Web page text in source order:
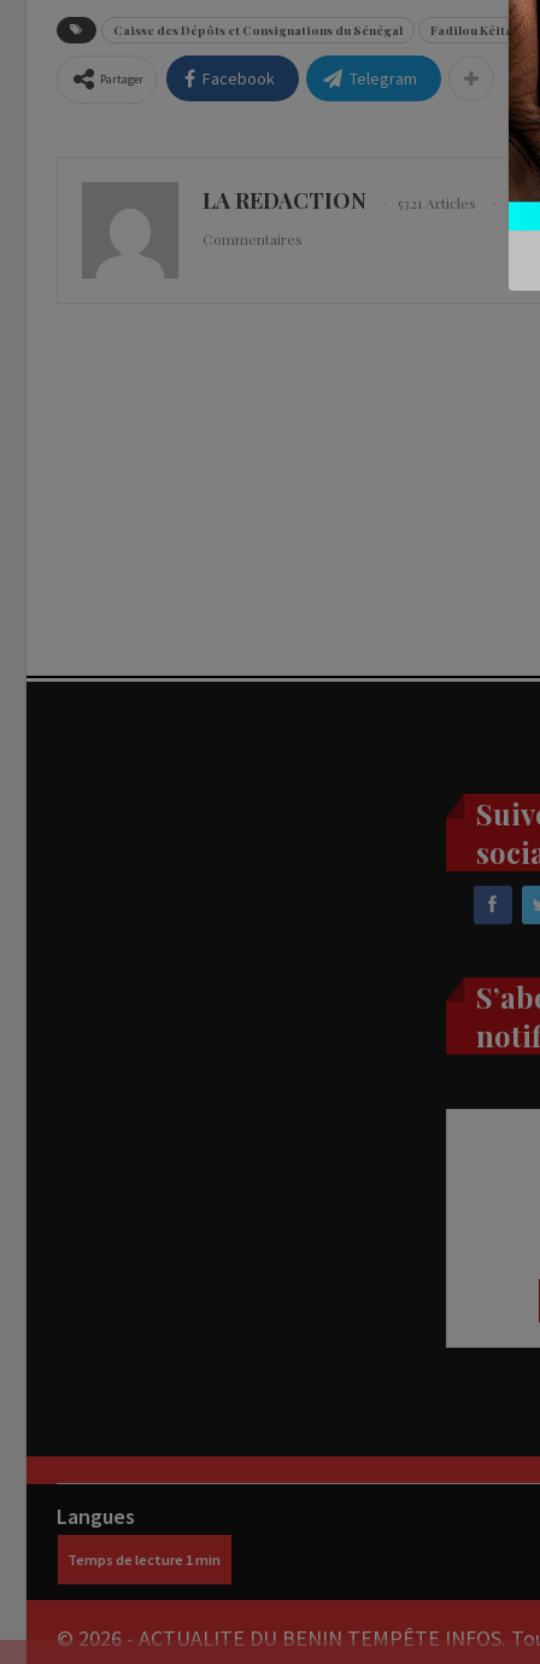
Caisse des Dépôts et Consignations du Sénégal Fadilou Kéita
Partager Facebook Telegram
LA REDACTION 5321 Articles
0
Commentaires
Langues
© 2026 - ACTUALITE DU BENIN TEMPÊTE INFOS.